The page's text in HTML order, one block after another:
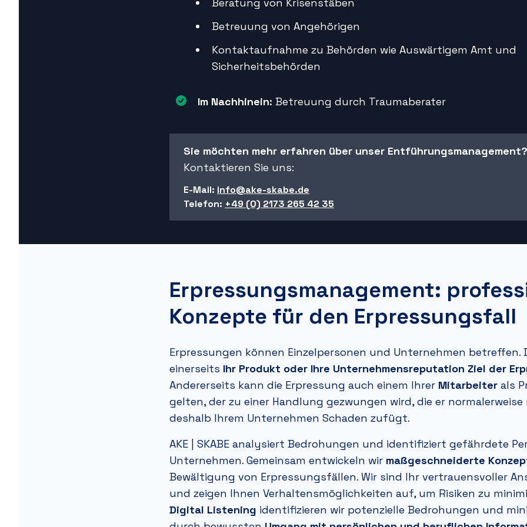
Betreuung von Angehörigen
Kontaktaufnahme zu Behörden wie Auswärtigem Amt und
Sicherheitsbehörden
Im Nachhinein: Betreuung durch Traumaberater
Sie möchten mehr erfahren über unser Entführungsmanagement?
Kontaktieren Sie uns:
E-Mail: info@ake-skabe.de
Telefon: +49 (0) 2173 265 42 35
Erpressungsmanagement:
Konzepte für den Erpressungsfall
Erpressungen können Einzelpersonen und Unternehmen betreffen.
einerseits Ihr Produkt oder Ihre Unternehmensreputation Ziel der
Andererseits kann die Erpressung auch einem Ihrer Mitarbeiter als
gelten, der zu einer Handlung gezwungen wird, die er
deshalb Ihrem Unternehmen Schaden zufügt.
AKE | SKABE analysiert Bedrohungen und identifiziert gefährdete
Unternehmen. Gemeinsam entwickeln wir maßgeschneiderte
Bewältigung von Erpressungsfällen. Wir sind Ihr vertrauensvoller
und zeigen Ihnen Verhaltensmöglichkeiten auf, um Risiken zu
Digital Listening identifizieren wir potenzielle Bedrohungen und